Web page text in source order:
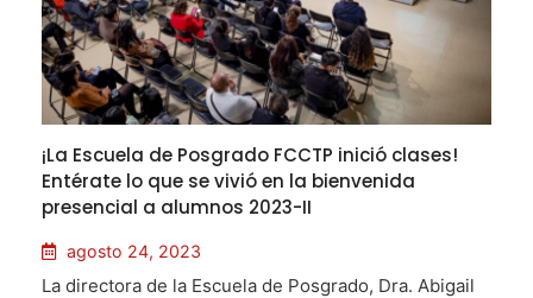
¡La Escuela de Posgrado FCCTP inició clases!
Entérate lo que se vivió en la bienvenida
presencial a alumnos 2023-II
agosto 24, 2023
La directora de la Escuela de Posgrado, Dra. Abigail